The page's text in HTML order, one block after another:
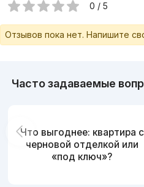
0 / 5
Отзывов пока нет. Напишите
Часто задаваемые
Что выгоднее: квартира с
черновой отделкой или
«под ключ»?